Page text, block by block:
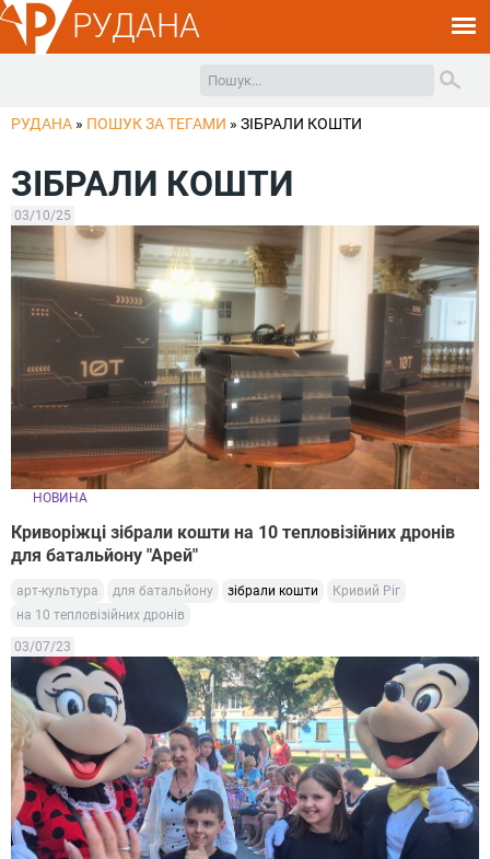
РУДАНА
РУДАНА » ПОШУК ЗА ТЕГАМИ » ЗІБРАЛИ КОШТИ
ЗІБРАЛИ КОШТИ
03/10/25
НОВИНА
Криворіжці зібрали кошти на 10 тепловізійних дронів
для батальйону "Арей"
арт-культура для батальйону зібрали кошти
Кривий Ріг
на 10 тепловізійних дронів
03/07/23